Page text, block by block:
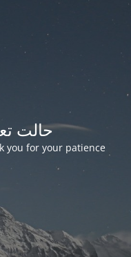
حالت
you for your patience!